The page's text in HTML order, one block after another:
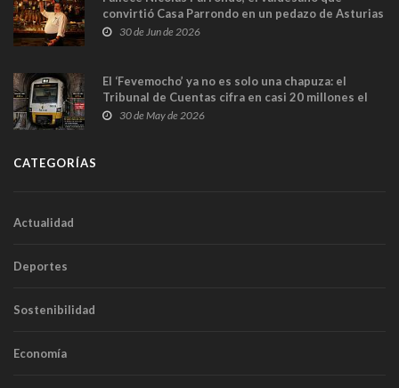
convirtió Casa Parrondo en un pedazo de Asturias
en Madrid
30 de Jun de 2026
El ‘Fevemocho’ ya no es solo una chapuza: el
Tribunal de Cuentas cifra en casi 20 millones el
sobrecoste de los trenes que no cabían por los
30 de May de 2026
CATEGORÍAS
Actualidad
Deportes
Sostenibilidad
Economía